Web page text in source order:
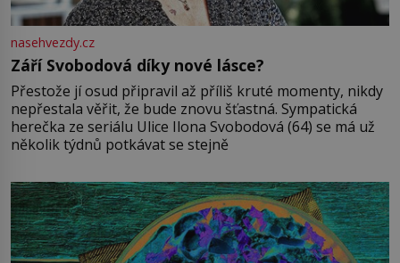
nasehvezdy.cz
Září Svobodová díky nové lásce?
Přestože jí osud připravil až příliš kruté momenty, nikdy
nepřestala věřit, že bude znovu šťastná. Sympatická
herečka ze seriálu Ulice Ilona Svobodová (64) se má už
několik týdnů potkávat se stejně